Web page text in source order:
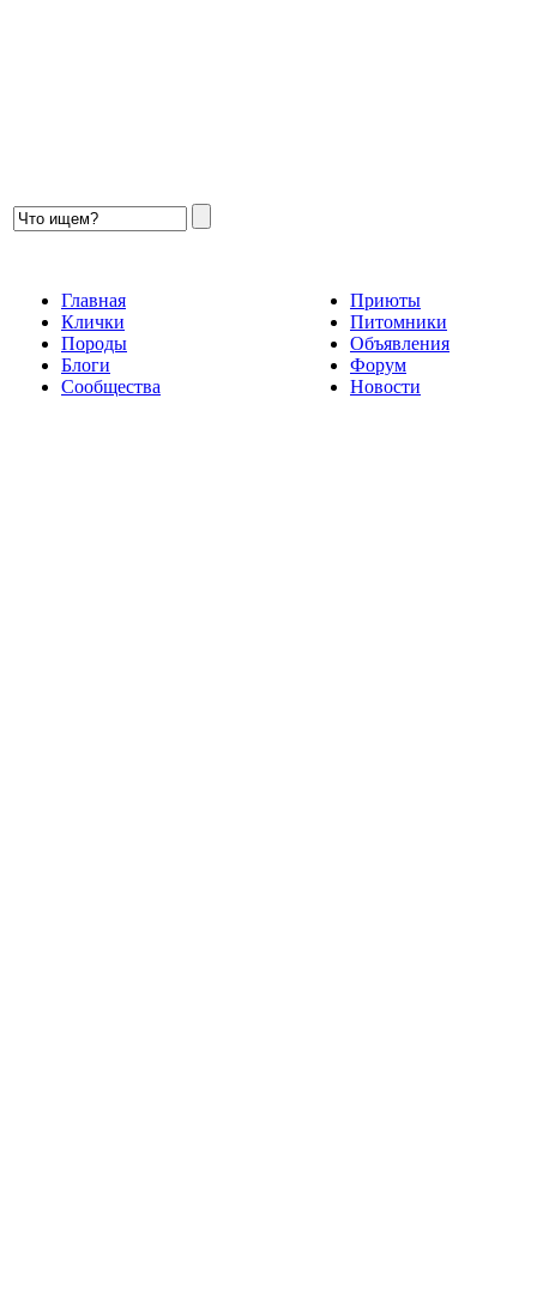
Главная
Клички
Породы
Блоги
Сообщества
Приюты
Питомники
Объявления
Форум
Новости